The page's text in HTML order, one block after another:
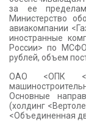
за ее
Министерство
авиакомпании
иностранные
России> по
рублей, объем
ОАО <ОПК
Основные
(холдинг
<Объединенная